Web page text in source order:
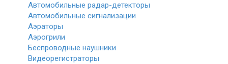
Автомобильные радар-детекторы
Автомобильные сигнализации
Аэраторы
Аэрогрили
Беспроводные наушники
Видеорегистраторы